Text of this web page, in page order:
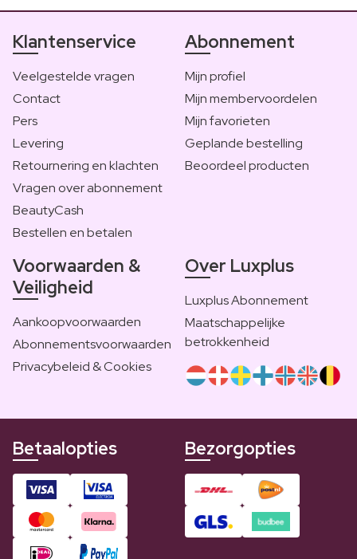
Klantenservice
Veelgestelde vragen
Contact
Pers
Levering
Retournering en klachten
Vragen over abonnement
BeautyCash
Bestellen en betalen
Abonnement
Mijn profiel
Mijn membervoordelen
Mijn favorieten
Geplande bestelling
Beoordeel producten
Voorwaarden &
Veiligheid
Aankoopvoorwaarden
Abonnementsvoorwaarden
Privacybeleid & Cookies
Over Luxplus
Luxplus Abonnement
Maatschappelijke
betrokkenheid
Betaalopties Bezorgopties